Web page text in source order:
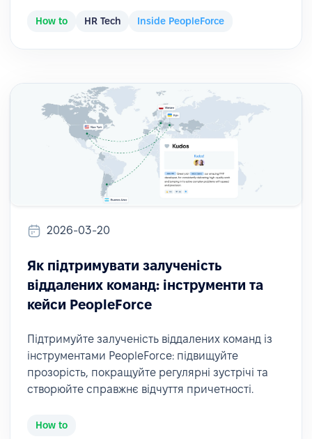
How to HR Tech Inside PeopleForce
2026-03-20
Як підтримувати залученість
віддалених команд: інструменти та
кейси PeopleForce
Підтримуйте залученість віддалених команд із
інструментами PeopleForce: підвищуйте
прозорість, покращуйте регулярні зустрічі та
створюйте справжнє відчуття причетності.
How to